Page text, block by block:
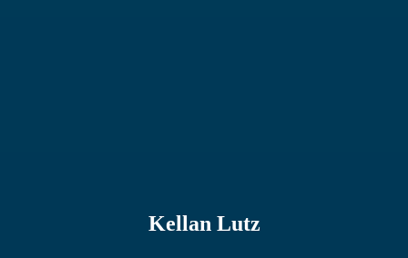
Kellan Lutz